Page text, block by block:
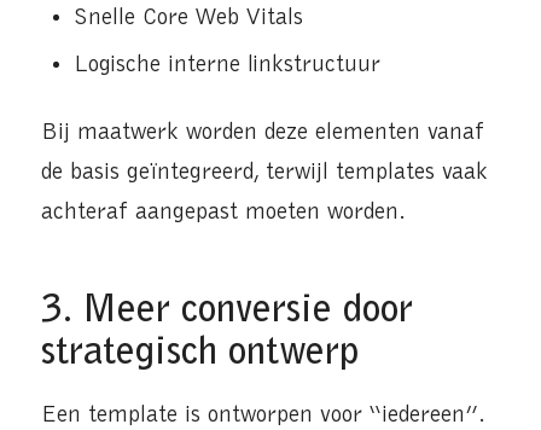
Snelle Core Web Vitals
Logische interne linkstructuur
Bij maatwerk worden deze elementen vanaf
de basis geïntegreerd, terwijl templates vaak
achteraf aangepast moeten worden.
3. Meer conversie door
strategisch ontwerp
Een template is ontworpen voor “iedereen”.